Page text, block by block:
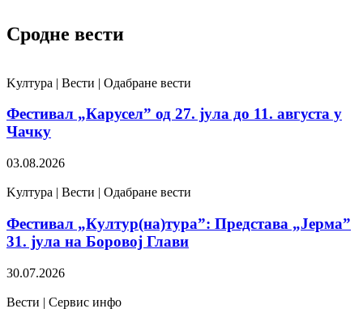
Сродне вести
Kултура | Вести | Одабране вести
Фестивал „Карусел” од 27. јула до 11. августа у
Чачку
03.08.2026
Kултура | Вести | Одабране вести
Фестивал „Култур(на)тура”: Представа „Јерма”
31. јула на Боровој Глави
30.07.2026
Вести | Сервис инфо